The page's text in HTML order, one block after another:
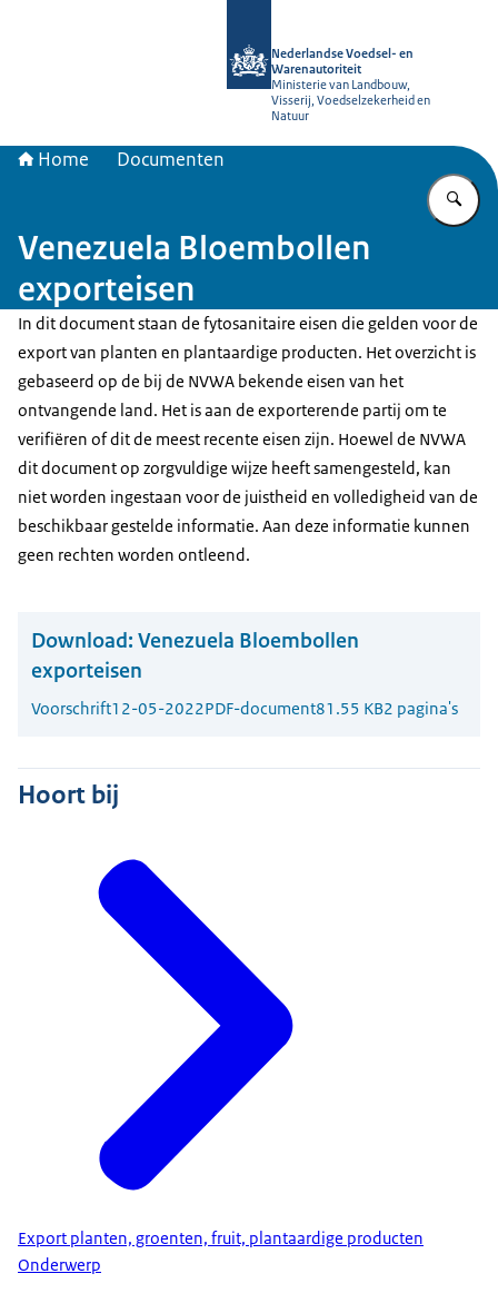
Nederlandse Voedsel- en
Warenautoriteit
Ministerie van Landbouw,
Visserij, Voedselzekerheid en
Natuur
Home Documenten
Venezuela Bloembollen
exporteisen
In dit document staan de fytosanitaire eisen die gelden voor de
export van planten en plantaardige producten. Het overzicht is
gebaseerd op de bij de NVWA bekende eisen van het
ontvangende land. Het is aan de exporterende partij om te
verifiëren of dit de meest recente eisen zijn. Hoewel de NVWA
dit document op zorgvuldige wijze heeft samengesteld, kan
niet worden ingestaan voor de juistheid en volledigheid van de
beschikbaar gestelde informatie. Aan deze informatie kunnen
geen rechten worden ontleend.
Download: Venezuela Bloembollen
exporteisen
Voorschrift12-05-2022PDF-document81.55 KB2 pagina's
Hoort bij
Export planten, groenten, fruit, plantaardige producten
Onderwerp